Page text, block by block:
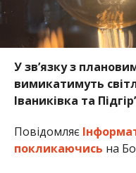
У зв’язку з
вимикатимуть
Іваниківка та
Повідомляє
покликаючись на